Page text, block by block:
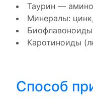
Таурин —
Минералы:
Каротиноиды
Способ